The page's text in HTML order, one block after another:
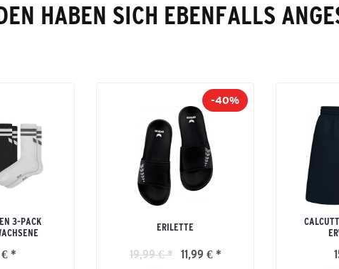
HABEN SICH EBENFALLS
3-PACK
*
-40%
ERILETTE
19,99 € * 11,99 € *